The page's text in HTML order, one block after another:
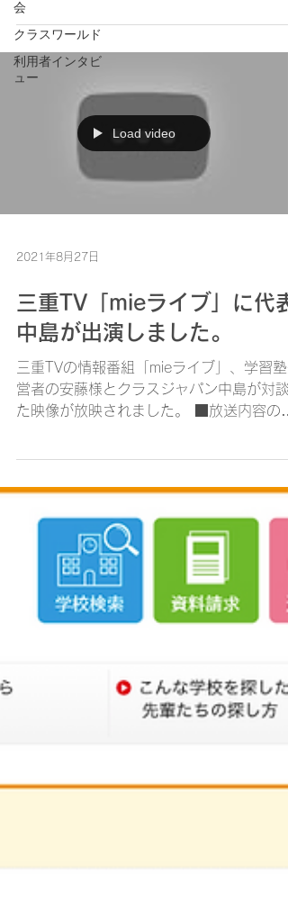
会
クラスワールド
利用者インタビ
ュー
3537.html
Load video
2021年8月27日
三重TV「mieライブ」に代表
中島が出演しました。
三重TVの情報番組「mieライブ」、学習塾
営者の安藤様とクラスジャパン中島が対談
た映像が放映されました。 ■放送内容のご
最も子どもの自殺が多いとされる...